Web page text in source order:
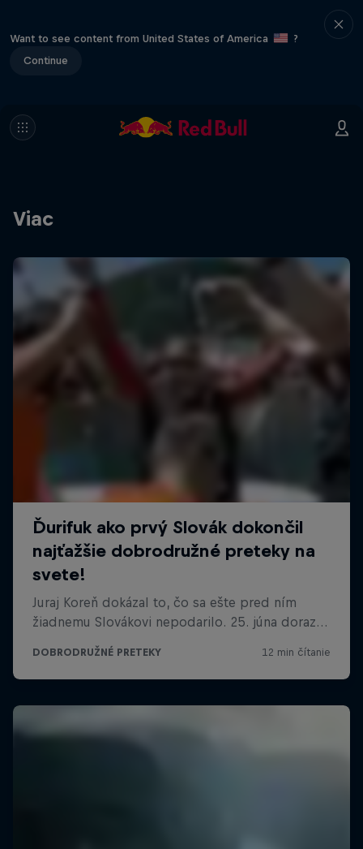
Want to see content from United States of America
?
Continue
Viac